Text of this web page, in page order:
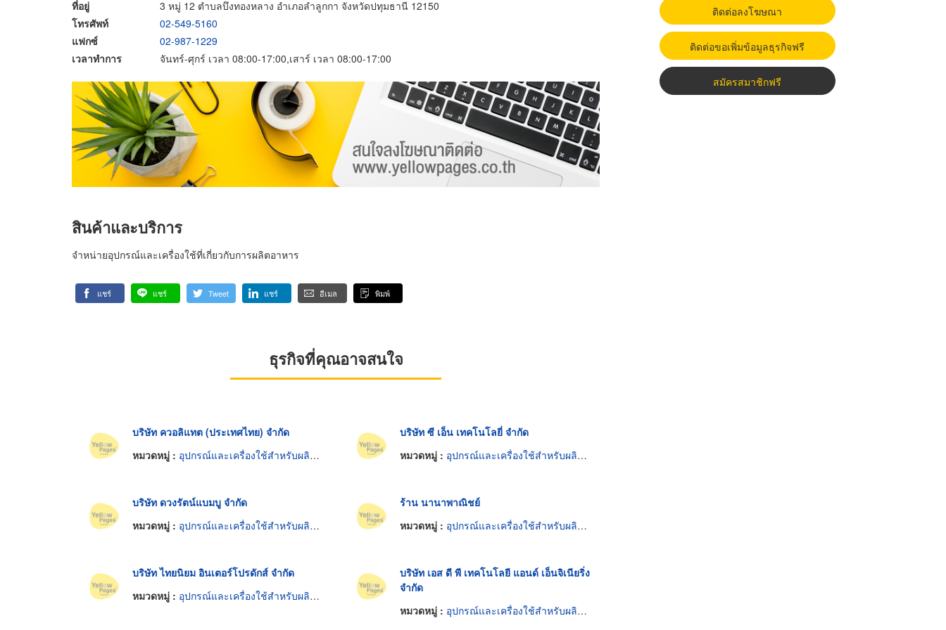
ที่อยู่
3 หมู่ 12 ตำบลบึงทองหลาง อำเภอลำลูกกา จังหวัดปทุมธานี 12150
โทรศัพท์
02-549-5160
แฟกซ์
02-987-1229
เวลาทำการ
จันทร์-ศุกร์ เวลา 08:00-17:00,เสาร์ เวลา 08:00-17:00
สินค้าและบริการ
จำหน่ายอุปกรณ์และเครื่องใช้ที่เกี่ยวกับการผลิตอาหาร
แชร์ แชร์ Tweet แชร์ อีเมล พิมพ์
ธุรกิจที่คุณอาจสนใจ
บริษัท ควอลิแทต (ประเทศไทย) จำกัด
หมวดหมู่ : อุปกรณ์และเครื่องใช้สำหรับผลิตภัณฑ์อาหาร
บริษัท ซี เอ็น เทคโนโลยี่ จำกัด
หมวดหมู่ : อุปกรณ์และเครื่องใช้สำหรับผลิตภัณฑ์อาหาร
บริษัท ดวงรัตน์แบมบู จำกัด
หมวดหมู่ : อุปกรณ์และเครื่องใช้สำหรับผลิตภัณฑ์อาหาร
ร้าน นานาพาณิชย์
หมวดหมู่ : อุปกรณ์และเครื่องใช้สำหรับผลิตภัณฑ์อาหาร
บริษัท ไทยนิยม อินเตอร์โปรดักส์ จำกัด
หมวดหมู่ : อุปกรณ์และเครื่องใช้สำหรับผลิตภัณฑ์อาหาร
บริษัท เอส ดี พี เทคโนโลยี แอนด์ เอ็นจิเนียริ่ง
จำกัด
หมวดหมู่ : อุปกรณ์และเครื่องใช้สำหรับผลิตภัณฑ์อาหาร
ติดต่อลงโฆษณา
ติดต่อขอเพิ่มข้อมูลธุรกิจฟรี
สมัครสมาชิกฟรี